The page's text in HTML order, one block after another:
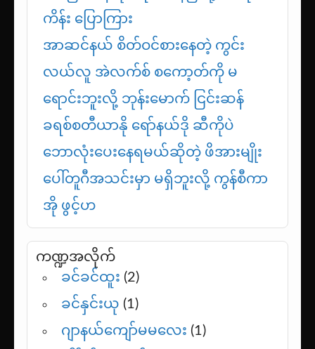
ကိန်း ပြောကြား
အာဆင်နယ် စိတ်ဝင်စားနေတဲ့ ကွင်း
လယ်လူ အဲလက်စ် စကော့တ်ကို မ
ရောင်းဘူးလို့ ဘုန်းမောက် ငြင်းဆန်
ခရစ်စတီယာနို ရော်နယ်ဒို ဆီကိုပဲ
ဘောလုံးပေးနေရမယ်ဆိုတဲ့ ဖိအားမျိုး
ပေါ်တူဂီအသင်းမှာ မရှိဘူးလို့ ကွန်စီကာ
အို ဖွင့်ဟ
ကဏ္ဍအလိုက်
ခင်ခင်ထူး (2)
ခင်နှင်းယု (1)
ဂျာနယ်ကျော်မမလေး (1)